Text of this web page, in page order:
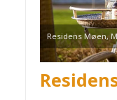
Residens Møen,